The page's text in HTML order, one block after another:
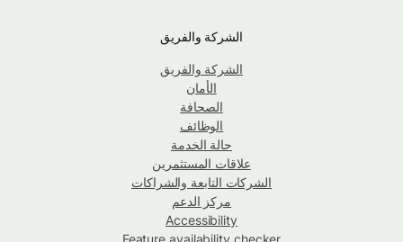
الشركة والفريق
الشركة والفريق
الأمان
الصحافة
الوظائف
حالة الخدمة
علاقات المستثمرين
الشركات التابعة والشراكات
مركز الدعم
Accessibility
Feature availability checker